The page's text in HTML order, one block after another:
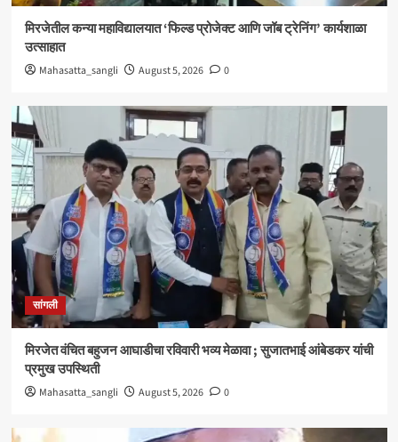
5
मिरजेतील आयडियल स्मार्ट स्कूलमध्ये दहावीच्या विद्यार्थी
मंत्रिमंडळाचा पदग्रहण सोहळा
1
मिरजेतील कन्या महाविद्यालयात ‘फिल्ड प्रोजेक्ट आणि जॉब
ट्रेनिंग’ कार्यशाळा उत्साहात
2
सांगली
मिरजेत वंचित बहुजन आघाडीचा रविवारी भव्य मेळावा ;
सुजातभाई आंबेडकर यांची प्रमुख उपस्थिती
3
क्राईम बेळगाव
आंबोलीत जत्राट येथील बेपत्ता डॉक्टरचा मृतदेह अखेर सापडला
4
सांगली
विद्यावाचस्पती गुरुदेव शंकर अभ्यंकर यांना ‘कलातपस्वी’
मिरजेतील कन्या महाविद्यालयात ‘फिल्ड प्रोजेक्ट आणि जॉब ट्रेनिंग’ कार्यशाळा
उत्साहात
Mahasatta_sangli August 5, 2026 0
सांगली
मिरजेत वंचित बहुजन आघाडीचा रविवारी भव्य मेळावा ; सुजातभाई आंबेडकर यांची
प्रमुख उपस्थिती
Mahasatta_sangli August 5, 2026 0